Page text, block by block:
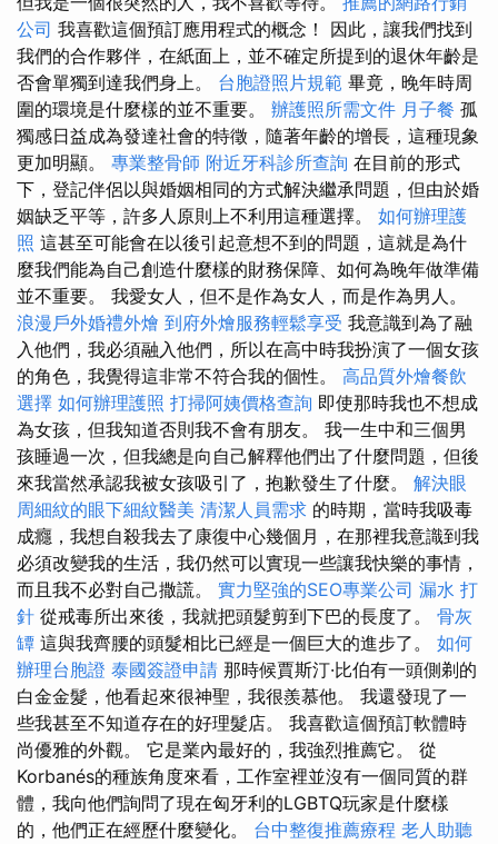
公司 我喜歡這個預訂應用程式的概念！ 因此，讓我們找到
我們的合作夥伴，在紙面上，並不確定所提到的退休年齡是
否會單獨到達我們身上。 台胞證照片規範 畢竟，晚年時周
圍的環境是什麼樣的並不重要。 辦護照所需文件 月子餐 孤
獨感日益成為發達社會的特徵，隨著年齡的增長，這種現象
更加明顯。 專業整骨師 附近牙科診所查詢 在目前的形式
下，登記伴侶以與婚姻相同的方式解決繼承問題，但由於婚
姻缺乏平等，許多人原則上不利用這種選擇。 如何辦理護
照 這甚至可能會在以後引起意想不到的問題，這就是為什
麼我們能為自己創造什麼樣的財務保障、如何為晚年做準備
並不重要。 我愛女人，但不是作為女人，而是作為男人。
浪漫戶外婚禮外燴 到府外燴服務輕鬆享受 我意識到為了融
入他們，我必須融入他們，所以在高中時我扮演了一個女孩
的角色，我覺得這非常不符合我的個性。 高品質外燴餐飲
選擇 如何辦理護照 打掃阿姨價格查詢 即使那時我也不想成
為女孩，但我知道否則我不會有朋友。 我一生中和三個男
孩睡過一次，但我總是向自己解釋他們出了什麼問題，但後
來我當然承認我被女孩吸引了，抱歉發生了什麼。 解決眼
周細紋的眼下細紋醫美 清潔人員需求 的時期，當時我吸毒
成癮，我想自殺我去了康復中心幾個月，在那裡我意識到我
必須改變我的生活，我仍然可以實現一些讓我快樂的事情，
而且我不必對自己撒謊。 實力堅強的SEO專業公司 漏水 打
針 從戒毒所出來後，我就把頭髮剪到下巴的長度了。 骨灰
罈 這與我齊腰的頭髮相比已經是一個巨大的進步了。 如何
辦理台胞證 泰國簽證申請 那時候賈斯汀·比伯有一頭側剃的
白金金髮，他看起來很神聖，我很羨慕他。 我還發現了一
些我甚至不知道存在的好理髮店。 我喜歡這個預訂軟體時
尚優雅的外觀。 它是業內最好的，我強烈推薦它。 從
Korbanés的種族角度來看，工作室裡並沒有一個同質的群
體，我向他們詢問了現在匈牙利的LGBTQ玩家是什麼樣
的，他們正在經歷什麼變化。 台中整復推薦療程 老人助聽